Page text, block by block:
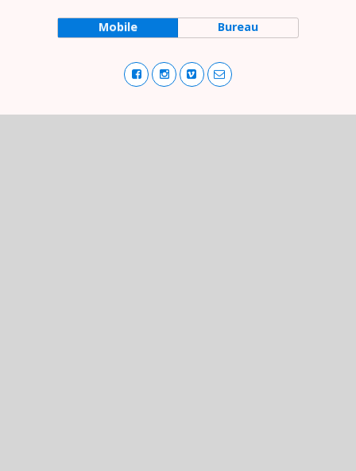
Mobile Bureau